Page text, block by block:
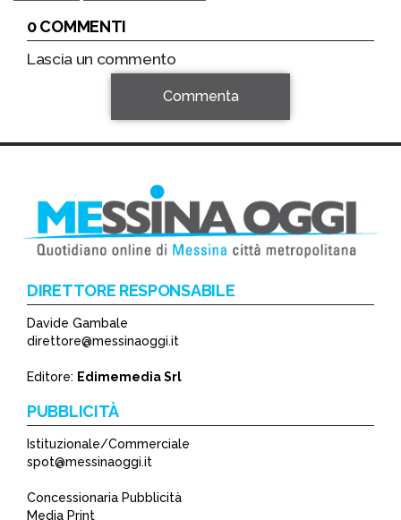
0 COMMENTI
Lascia un commento
*
Commenta
DIRETTORE RESPONSABILE
Davide Gambale
direttore@messinaoggi.it
Editore: Edimemedia Srl
PUBBLICITÀ
Istituzionale/Commerciale
spot@messinaoggi.it
Concessionaria Pubblicità
Media Print